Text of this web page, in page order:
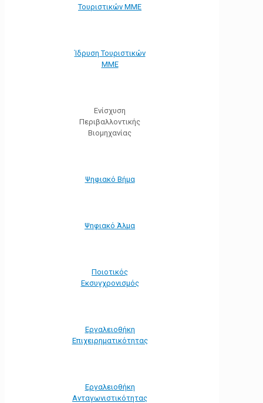
Τουριστικών ΜΜΕ
Ίδρυση Τουριστικών
ΜΜΕ
Ενίσχυση
Περιβαλλοντικής
Βιομηχανίας
Ψηφιακό Βήμα
Ψηφιακό Άλμα
Ποιοτικός
Εκσυγχρονισμός
Εργαλειοθήκη
Eπιχειρηματικότητας
Εργαλειοθήκη
Ανταγωνιστικότητας